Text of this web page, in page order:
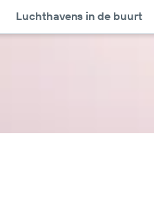
Luchthavens in de buurt